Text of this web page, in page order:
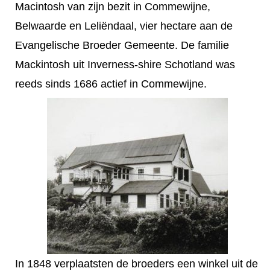
Macintosh van zijn bezit in Commewijne,
Belwaarde en Leliëndaal, vier hectare aan de
Evangelische Broeder Gemeente. De familie
Mackintosh uit Inverness-shire Schotland was
reeds sinds 1686 actief in Commewijne.
In 1848 verplaatsten de broeders een winkel uit de